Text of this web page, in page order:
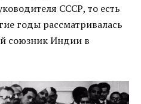
СССР, то есть
годы рассматривалась
союзник Индии в